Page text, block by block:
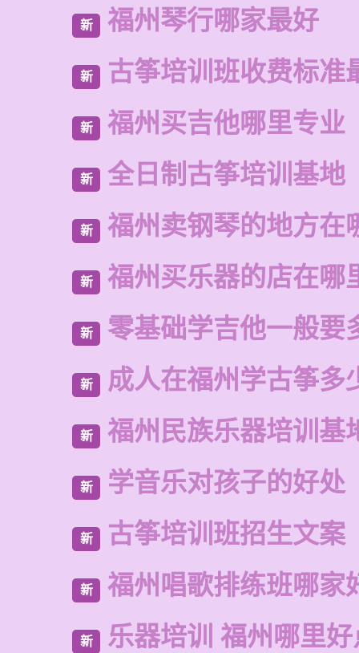
新 福州琴行哪家最好
新 古筝培训班收费标准
新 福州买吉他哪里专业
新 全日制古筝培训基地
新 福州卖钢琴的地方在
新 福州买乐器的店在哪
新 零基础学吉他一般要
新 成人在福州学古筝多
新 福州民族乐器培训基
新 学音乐对孩子的好处
新 古筝培训班招生文案
新 福州唱歌排练班哪家
新 乐器培训 福州哪里